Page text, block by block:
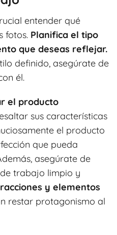
entender qué
fotos. Planifica el tipo
que deseas reflejar.
definido, asegúrate de
él.
el producto
sus características
el producto
que pueda
asegúrate de
trabajo limpio y
y elementos
restar protagonismo al